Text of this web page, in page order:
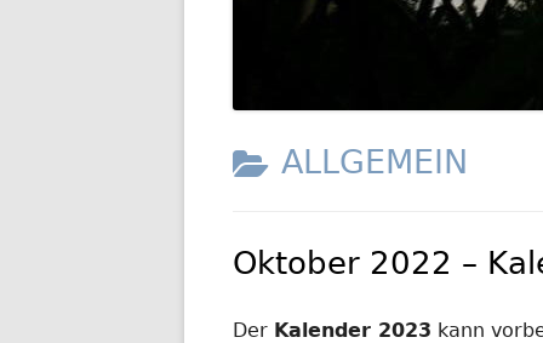
KATEGORIE:
ALLGEMEIN
Oktober 2022 –
Der Kalender 2023 kann